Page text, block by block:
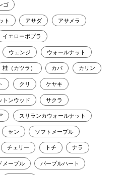
ゴ
ト アサダ アサメラ
イエローポプラ
ウェンジ ウォールナット
桂（カツラ） カバ カリン
クリ ケヤキ
トンウッド サクラ
スリランカウォールナット
セン ソフトメープル
チェリー トチ ナラ
メープル パープルハート